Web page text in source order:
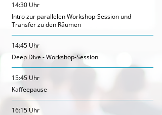
14:30 Uhr
Intro zur parallelen Workshop-Session und
Transfer zu den Räumen
14:45 Uhr
Deep Dive - Workshop-Session
15:45 Uhr
Kaffeepause
16:15 Uhr